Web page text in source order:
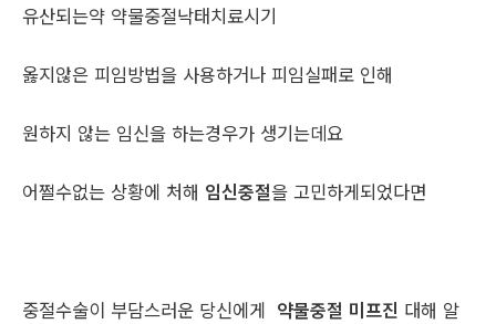
유산되는약 약물중절낙태치료시기
옳지않은 피임방법을 사용하거나 피임실패로 인해
원하지 않는 임신을 하는경우가 생기는데요
어쩔수없는 상황에 처해 임신중절을 고민하게되었다면
중절수술이 부담스러운 당신에게 약물중절 미프진 대해 알